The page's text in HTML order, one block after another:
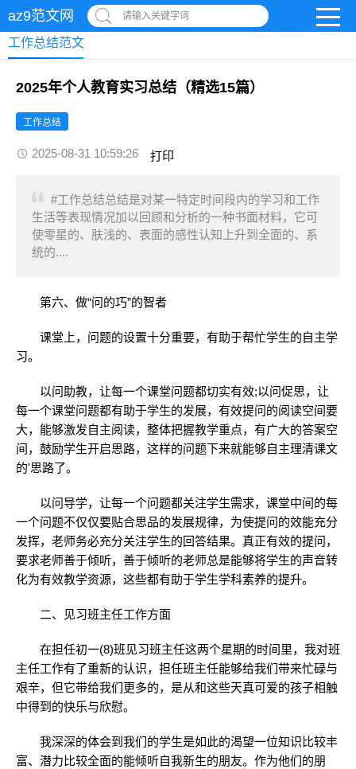
az9范文网 请输入关键字词
工作总结范文
2025年个人教育实习总结（精选15篇）
工作总结
2025-08-31 10:59:26 打印
#工作总结总结是对某一特定时间段内的学习和工作
生活等表现情况加以回顾和分析的一种书面材料，它可
使零星的、肤浅的、表面的感性认知上升到全面的、系
统的....
第六、做“问的巧”的智者
课堂上，问题的设置十分重要，有助于帮忙学生的自主学
习。
以问助教，让每一个课堂问题都切实有效;以问促思，让
每一个课堂问题都有助于学生的发展，有效提问的阅读空间要
大，能够激发自主阅读，整体把握教学重点，有广大的答案空
间，鼓励学生开启思路，这样的问题下来就能够自主理清课文
的'思路了。
以问导学，让每一个问题都关注学生需求，课堂中间的每
一个问题不仅仅要贴合思品的发展规律，为使提问的效能充分
发挥，老师务必充分关注学生的回答结果。真正有效的提问，
要求老师善于倾听，善于倾听的老师总是能够将学生的声音转
化为有效教学资源，这些都有助于学生学科素养的提升。
二、见习班主任工作方面
在担任初一(8)班见习班主任这两个星期的时间里，我对班
主任工作有了重新的认识，担任班主任能够给我们带来忙碌与
艰辛，但它带给我们更多的，是从和这些天真可爱的孩子相触
中得到的快乐与欣慰。
我深深的体会到我们的学生是如此的渴望一位知识比较丰
富、潜力比较全面的能倾听自我新生的朋友。作为他们的朋